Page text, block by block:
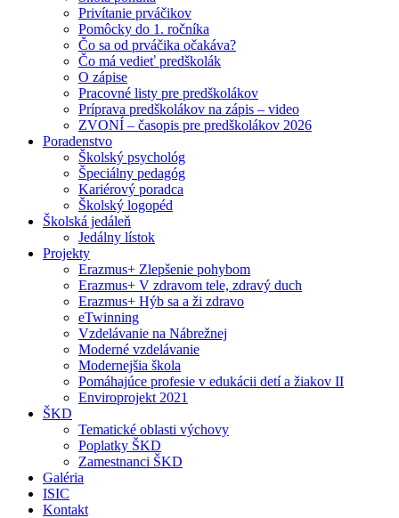
Privítanie prváčikov
Pomôcky do 1. ročníka
Čo sa od prváčika očakáva?
Čo má vedieť predškolák
O zápise
Pracovné listy pre predškolákov
Príprava predškolákov na zápis – video
ZVONÍ – časopis pre predškolákov 2026
Poradenstvo
Školský psychológ
Špeciálny pedagóg
Kariérový poradca
Školský logopéd
Školská jedáleň
Jedálny lístok
Projekty
Erazmus+ Zlepšenie pohybom
Erazmus+ V zdravom tele, zdravý duch
Erazmus+ Hýb sa a ži zdravo
eTwinning
Vzdelávanie na Nábrežnej
Moderné vzdelávanie
Modernejšia škola
Pomáhajúce profesie v edukácii detí a žiakov II
Enviroprojekt 2021
ŠKD
Tematické oblasti výchovy
Poplatky ŠKD
Zamestnanci ŠKD
Galéria
ISIC
Kontakt